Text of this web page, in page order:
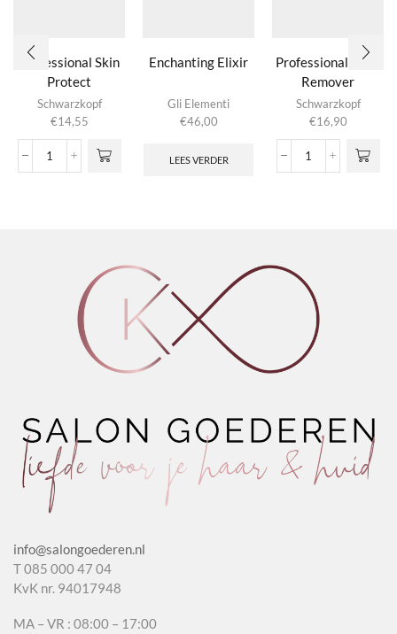
Professional Skin
Protect
Schwarzkopf
€14,55
Professional
Enchanting Elixir
Gli Elementi
€46,00
LEES VERDER
Professional Stain
Remover
Schwarzkopf
€16,90
Professional
info@salongoederen.nl
T 085 000 47 04
KvK nr. 94017948
MA – VR : 08:00 – 17:00